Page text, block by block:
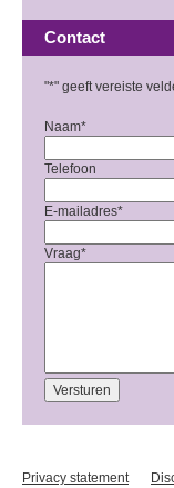
Contact
"*" geeft vereiste
Naam*
Telefoon
E-mailadres*
Vraag*
Privacy statement